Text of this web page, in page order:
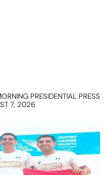
PRESIDENTIAL PRESS
7, 2026